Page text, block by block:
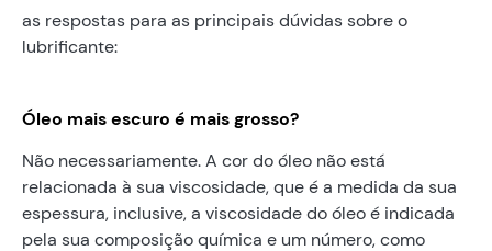
as respostas para as principais dúvidas sobre o
lubrificante:
Óleo mais escuro é mais grosso?
Não necessariamente. A cor do óleo não está
relacionada à sua viscosidade, que é a medida da sua
espessura, inclusive, a viscosidade do óleo é indicada
pela sua composição química e um número, como